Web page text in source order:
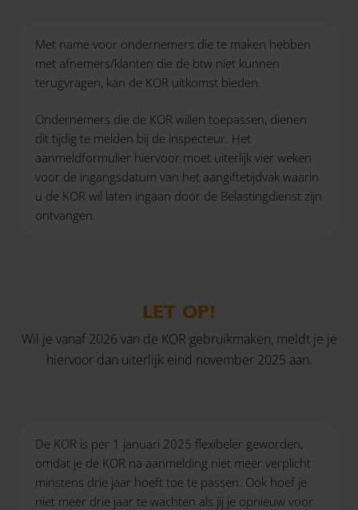
Met name voor ondernemers die te maken hebben
met afnemers/klanten die de btw niet kunnen
terugvragen, kan de KOR uitkomst bieden.
Ondernemers die de KOR willen toepassen, dienen
dit tijdig te melden bij de inspecteur. Het
aanmeldformulier hiervoor moet uiterlijk vier weken
voor de ingangsdatum van het aangiftetijdvak waarin
u de KOR wil laten ingaan door de Belastingdienst zijn
ontvangen.
LET OP!
Wil je vanaf 2026 van de KOR gebruikmaken, meldt je je
hiervoor dan uiterlijk eind november 2025 aan.
De KOR is per 1 januari 2025 flexibeler geworden,
omdat je de KOR na aanmelding niet meer verplicht
minstens drie jaar hoeft toe te passen. Ook hoef je
niet meer drie jaar te wachten als jij je opnieuw voor